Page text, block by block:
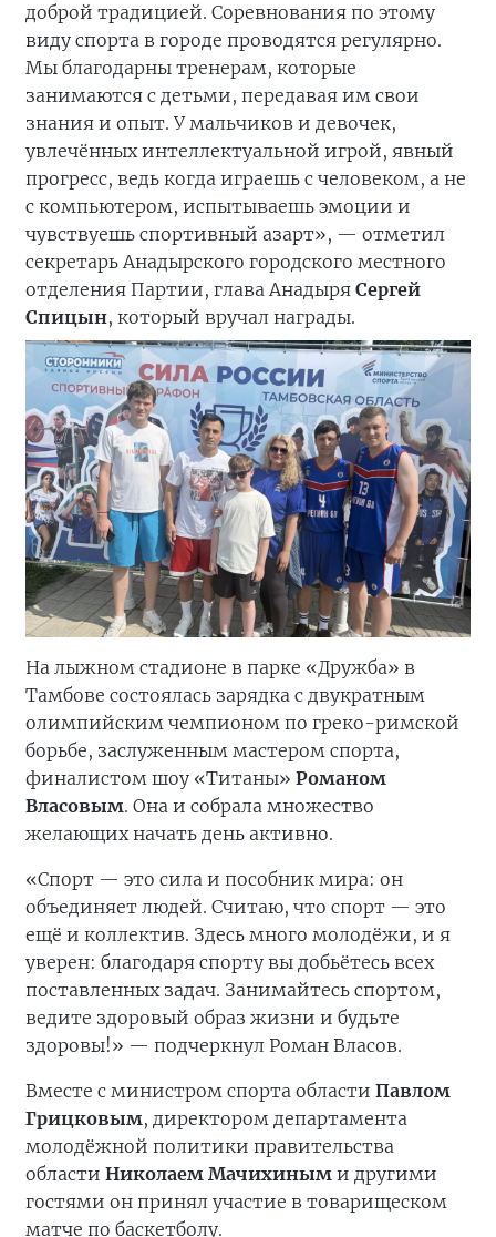
доброй традицией. Соревнования по этому
виду спорта в городе проводятся регулярно.
Мы благодарны тренерам, которые
занимаются с детьми, передавая им свои
знания и опыт. У мальчиков и девочек,
увлечённых интеллектуальной игрой, явный
прогресс, ведь когда играешь с человеком, а не
с компьютером, испытываешь эмоции и
чувствуешь спортивный азарт», — отметил
секретарь Анадырского городского местного
отделения Партии, глава Анадыря Сергей
Спицын, который вручал награды.
На лыжном стадионе в парке «Дружба» в
Тамбове состоялась зарядка с двукратным
олимпийским чемпионом по греко-римской
борьбе, заслуженным мастером спорта,
финалистом шоу «Титаны» Романом
Власовым. Она и собрала множество
желающих начать день активно.
«Спорт — это сила и пособник мира: он
объединяет людей. Считаю, что спорт — это
ещё и коллектив. Здесь много молодёжи, и я
уверен: благодаря спорту вы добьётесь всех
поставленных задач. Занимайтесь спортом,
ведите здоровый образ жизни и будьте
здоровы!» — подчеркнул Роман Власов.
Вместе с министром спорта области Павлом
Грицковым, директором департамента
молодёжной политики правительства
области Николаем Мачихиным и другими
гостями он принял участие в товарищеском
матче по баскетболу.